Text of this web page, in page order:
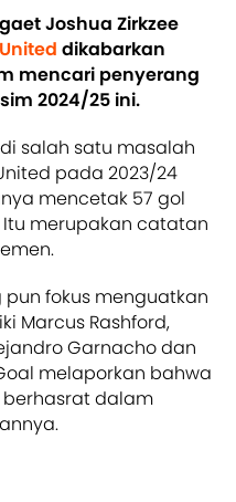
Joshua Zirkzee
dikabarkan
mencari penyerang
2024/25 ini.
salah satu masalah
pada 2023/24
mencetak 57 gol
Itu merupakan catatan
pun fokus menguatkan
Marcus Rashford,
Garnacho dan
melaporkan bahwa
berhasrat dalam